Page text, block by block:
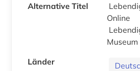
Alternative Titel
Online
Museum
Länder